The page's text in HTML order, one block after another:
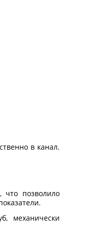
в канал.
что позволило
механически